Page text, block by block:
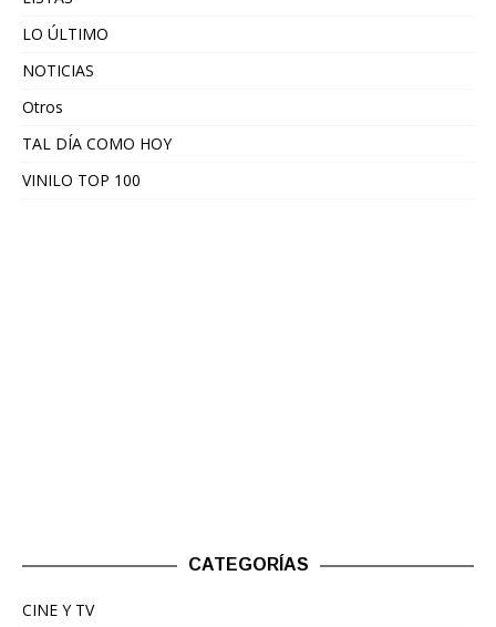
LO ÚLTIMO
NOTICIAS
Otros
TAL DÍA COMO HOY
VINILO TOP 100
CATEGORÍAS
CINE Y TV